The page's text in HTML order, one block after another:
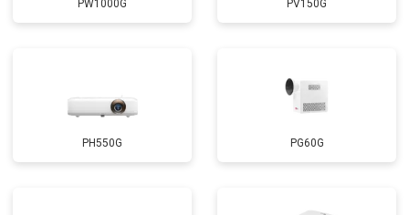
PW1000G PV150G
PH550G PG60G